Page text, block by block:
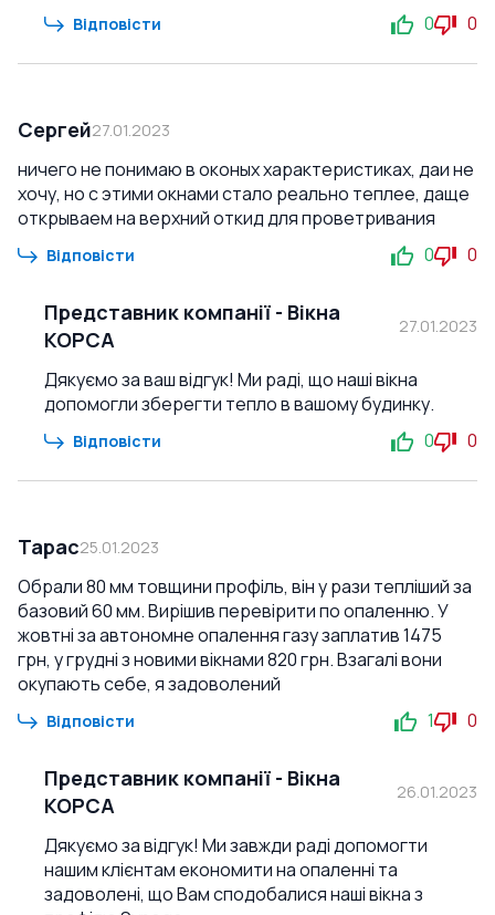
Відповісти 0 0
Сергей27.01.2023
ничего не понимаю в оконых характеристиках, даи не
хочу, но с этими окнами стало реально теплее, даще
открываем на верхний откид для проветривания
Відповісти 0 0
Представник компанії - Вікна
КОРСА
27.01.2023
Дякуємо за ваш відгук! Ми раді, що наші вікна
допомогли зберегти тепло в вашому будинку.
Відповісти 0 0
Тарас25.01.2023
Обрали 80 мм товщини профіль, він у рази тепліший за
базовий 60 мм. Вирішив перевірити по опаленню. У
жовтні за автономне опалення газу заплатив 1475
грн, у грудні з новими вікнами 820 грн. Взагалі вони
окупають себе, я задоволений
Відповісти 1 0
Представник компанії - Вікна
КОРСА
26.01.2023
Дякуємо за відгук! Ми завжди раді допомогти
нашим клієнтам економити на опаленні та
задоволені, що Вам сподобалися наші вікна з